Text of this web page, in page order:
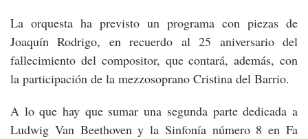
La orquesta ha previsto un programa con piezas de
Joaquín Rodrigo, en recuerdo al 25 aniversario del
fallecimiento del compositor, que contará, además, con
la participación de la mezzosoprano Cristina del Barrio.
A lo que hay que sumar una segunda parte dedicada a
Ludwig Van Beethoven y la Sinfonía número 8 en Fa